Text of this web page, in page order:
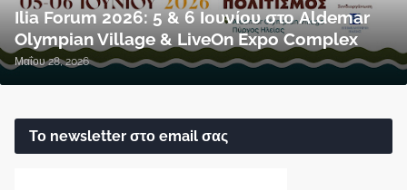
Ilia Forum 2026: 5 & 6 Ιουνίου στο Aldemar
Olympian Village & LiveOn Expo Complex
Μαΐου 28, 2026
Το newsletter στο email σας